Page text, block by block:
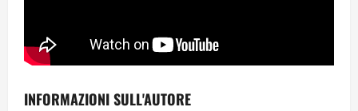
INFORMAZIONI SULL'AUTORE